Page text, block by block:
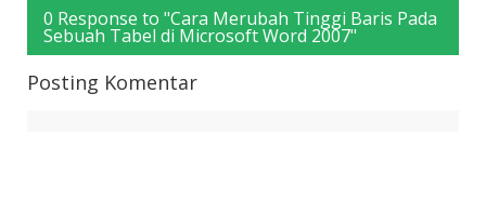
0 Response to "Cara Merubah Tinggi Baris Pada
Sebuah Tabel di Microsoft Word 2007"
Posting Komentar